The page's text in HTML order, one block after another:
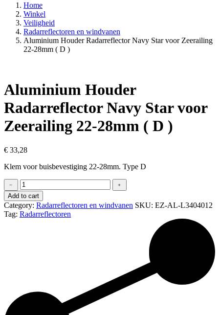
Home
Winkel
Veiligheid
Radarreflectoren en windvanen
Aluminium Houder Radarreflector Navy Star voor Zeerailing
22-28mm ( D )
Aluminium Houder
Radarreflector Navy Star voor
Zeerailing 22-28mm ( D )
€ 33,28
Klem voor buisbevestiging 22-28mm. Type D
Aluminium
Houder
Radarreflector
Navy
Star
﹣
﹢
Add to cart
Category: Radarreflectoren en windvanen SKU: EZ-AL-L3404012
Tag: Radarreflectoren